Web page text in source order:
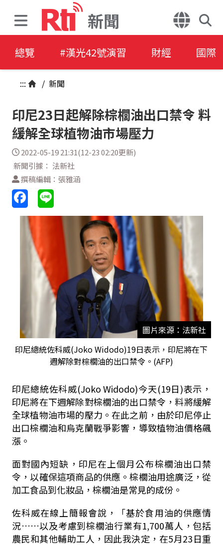
新聞
總覽 #漢光42號演習 財經 國際
::: / 新聞
印尼23日起解除棕櫚油出口禁令 料
緩解全球植物油市場壓力
2022-05-19 21:31(12-23 02:20更新)
新聞引據： 法新社
撰稿編輯：張雅涵
圖片來源：法新社
印尼總統佐科威(Joko Widodo)19日表示，印尼將在下
週解除對棕櫚油的出口禁令。(AFP)
印尼總統佐科威(Joko Widodo)今天(19日)表示，
印尼將在下週解除對棕櫚油的出口禁令，料將緩解
全球植物油市場的壓力。在此之前，由於印尼停止
出口棕櫚油和烏克蘭戰爭影響，導致植物油價格飆
漲。
面對國內短缺，印尼在上個月公布棕櫚油出口禁
令，以確保這項商品的供應。棕櫚油用途廣泛，從
加工食品到化妝品，棕櫚油是常見的成份。
佐科威在線上簡報會說，「基於食用油的供應情
況……以及考慮到棕櫚油行業有1,700萬人，包括
農民和其他輔助工人，因此我決定，在5月23日重